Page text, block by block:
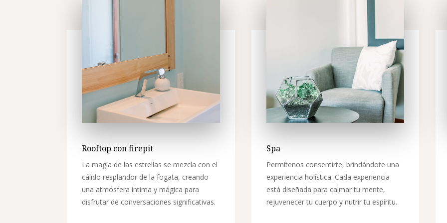
Rooftop con firepit
La magia de las estrellas se mezcla con el
cálido resplandor de la fogata, creando
una atmósfera íntima y mágica para
disfrutar de conversaciones significativas.
Spa
Permítenos consentirte, brindándote una
experiencia holística. Cada experiencia
está diseñada para calmar tu mente,
rejuvenecer tu cuerpo y nutrir tu espíritu.